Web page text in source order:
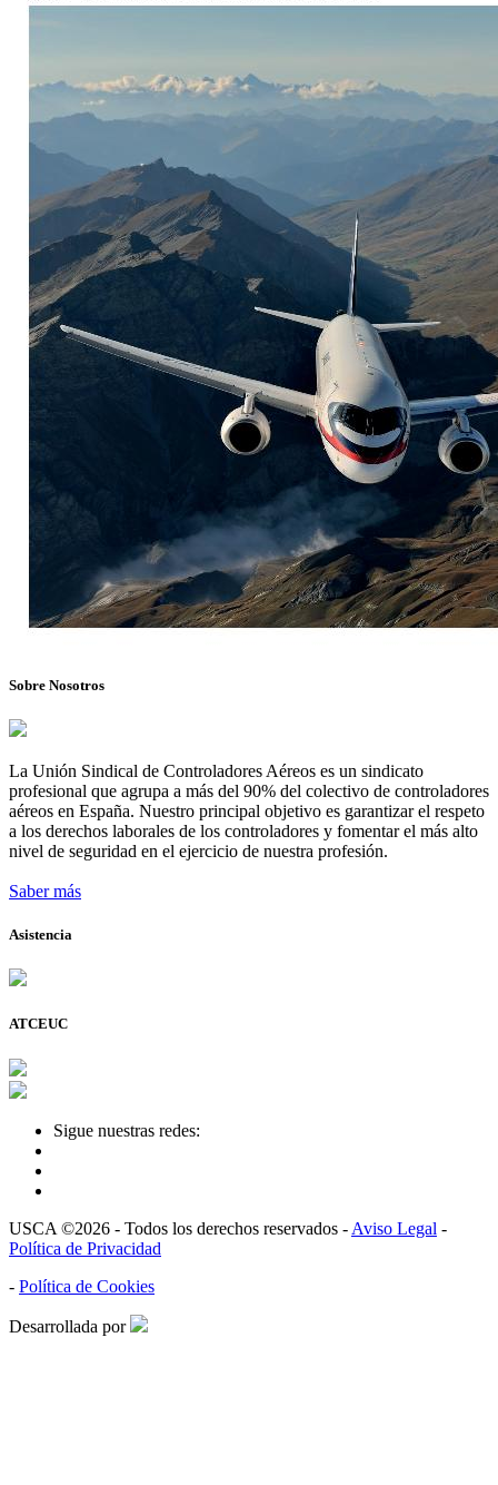
Sobre Nosotros
La Unión Sindical de Controladores Aéreos es un sindicato
profesional que agrupa a más del 90% del colectivo de controladores
aéreos en España. Nuestro principal objetivo es garantizar el respeto
a los derechos laborales de los controladores y fomentar el más alto
nivel de seguridad en el ejercicio de nuestra profesión.
Saber más
Asistencia
ATCEUC
Sigue nuestras redes:
USCA ©2026 - Todos los derechos reservados - Aviso Legal -
Política de Privacidad
- Política de Cookies
Desarrollada por